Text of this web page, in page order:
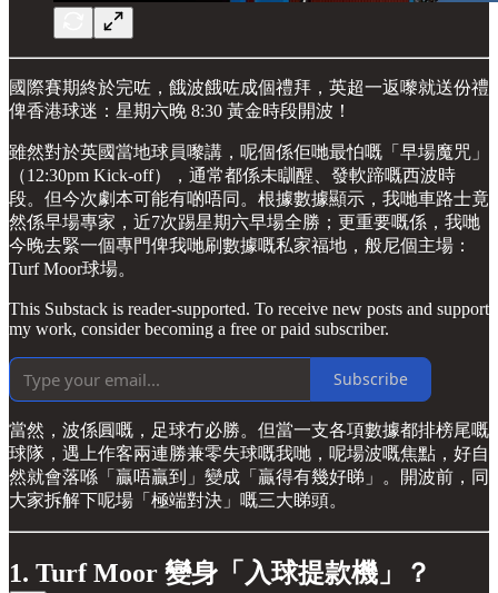
國際賽期終於完咗，餓波餓咗成個禮拜，英超一返嚟就送份禮
俾香港球迷：星期六晚 8:30 黃金時段開波！
雖然對於英國當地球員嚟講，呢個係佢哋最怕嘅「早場魔咒」
（12:30pm Kick-off），通常都係未瞓醒、發軟蹄嘅西波時
段。但今次劇本可能有啲唔同。根據數據顯示，我哋車路士竟
然係早場專家，近7次踢星期六早場全勝；更重要嘅係，我哋
今晚去緊一個專門俾我哋刷數據嘅私家福地，般尼個主場：
Turf Moor球場。
This Substack is reader-supported. To receive new posts and support
my work, consider becoming a free or paid subscriber.
Subscribe
當然，波係圓嘅，足球冇必勝。但當一支各項數據都排榜尾嘅
球隊，遇上作客兩連勝兼零失球嘅我哋，呢場波嘅焦點，好自
然就會落喺「贏唔贏到」變成「贏得有幾好睇」。開波前，同
大家拆解下呢場「極端對決」嘅三大睇頭。
1. Turf Moor 變身「入球提款機」？